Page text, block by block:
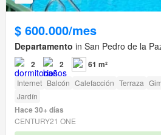
$ 600.000/mes
Departamento in San Pedro de la
2 2 61 m²
Internet Balcón Calefacción Terraza
Jardín
Hace 30+ días
CENTURY21 ONE